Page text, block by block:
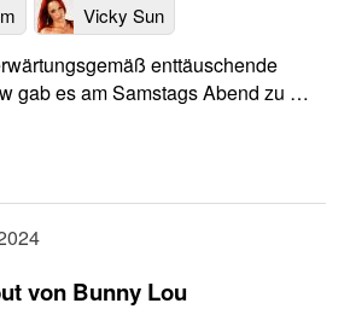
Vicky Sun
enttäuschende
gab es am Samstags Abend zu …
von Bunny Lou